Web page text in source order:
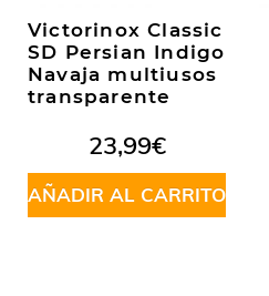
Victorinox Classic
SD Persian Indigo
Navaja multiusos
transparente
23,99€
AÑADIR AL CARRITO